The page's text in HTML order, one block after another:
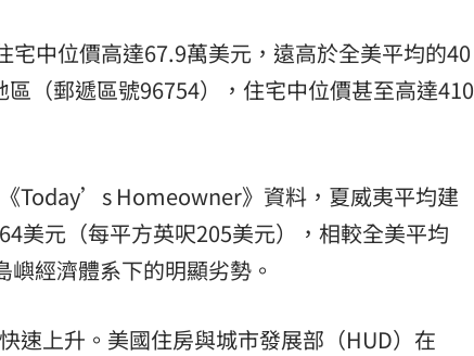
中位價高達67.9萬美元，遠高於全美平均的40
（郵遞區號96754），住宅中位價甚至高達410
Today’s Homeowner》資料，夏威夷平均建
美元（每平方英呎205美元），相較全美平均
經濟體系下的明顯劣勢。
速上升。美國住房與城市發展部（HUD）在